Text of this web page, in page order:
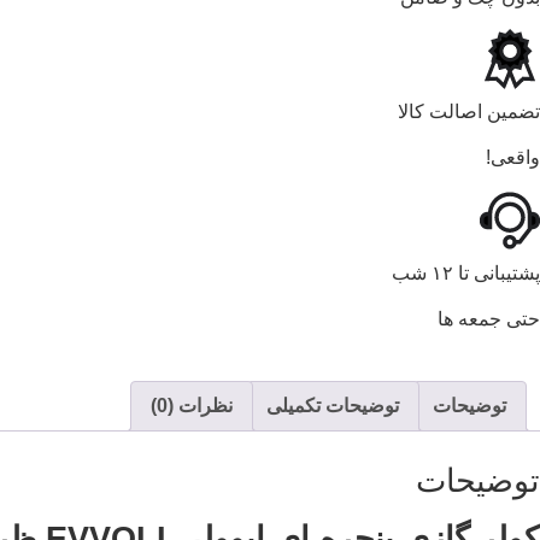
تضمین اصالت کالا
واقعی!
پشتیبانی تا ۱۲ شب
حتی جمعه ها
توضیحات توضیحات تکمیلی نظرات (0)
توضیحات